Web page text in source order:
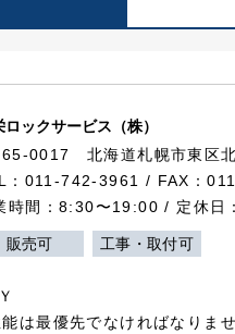
ロックサービス（株）
0017 北海道札幌市東区
：011-742-3961 / FAX：
時間：8:30〜19:00 / 定休日
販売可 工事・取付可
は最優先でなければなり